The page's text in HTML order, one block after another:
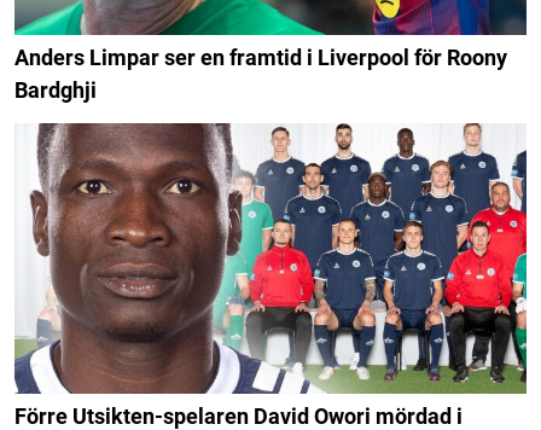
Anders Limpar ser en framtid i Liverpool för Roony
Bardghji
Förre Utsikten-spelaren David Owori mördad i